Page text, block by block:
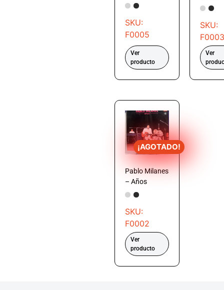
SKU:
F0005
Ver
producto
SKU:
F0003
Ver
¡AGOTADO!
Pablo Milanes
– Años
SKU:
F0002
Ver
producto